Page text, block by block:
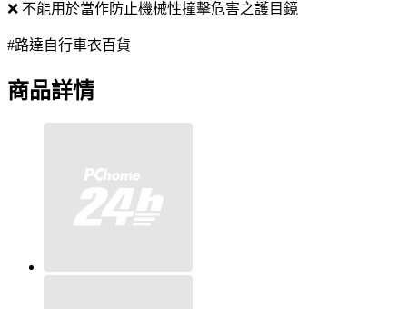
❌ 不能用於當作防止機械性撞擊危害之護目鏡
#路達自行車衣百貨
商品詳情